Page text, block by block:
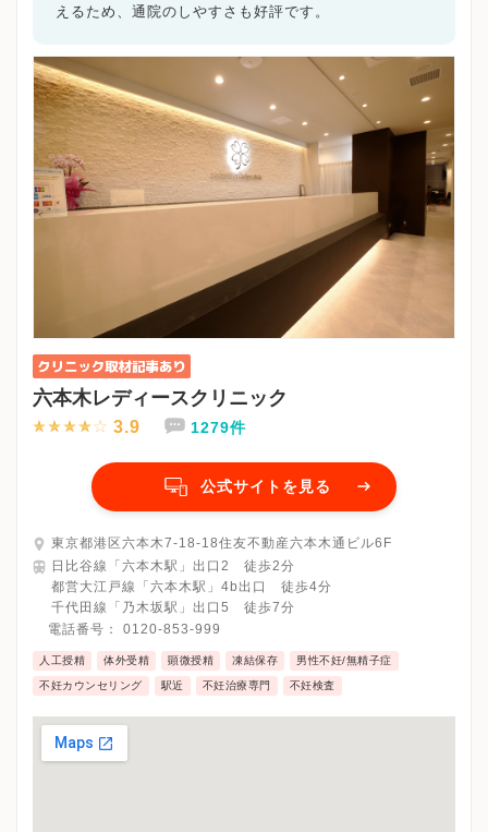
えるため、通院のしやすさも好評です。
六本木レディースクリニック
3.9 1279件
公式サイトを見る
東京都港区六本木7-18-18住友不動産六本木通ビル6F
日比谷線「六本木駅」出口2 徒歩2分
都営大江戸線「六本木駅」4b出口 徒歩4分
千代田線「乃木坂駅」出口5 徒歩7分
電話番号： 0120-853-999
人工授精 体外受精 顕微授精 凍結保存 男性不妊/無精子症
不妊カウンセリング 駅近 不妊治療専門 不妊検査